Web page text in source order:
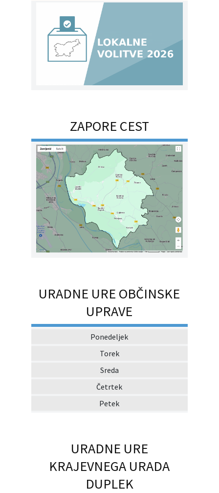
ZAPORE CEST
URADNE URE OBČINSKE
UPRAVE
Ponedeljek
Torek
Sreda
Četrtek
Petek
URADNE URE
KRAJEVNEGA URADA
DUPLEK